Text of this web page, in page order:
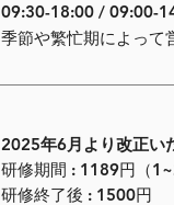
09:30-18:00 / 09:00-
季節や繁忙期によって
2025年6月より改正い
研修期間 : 1189円（
研修終了後 : 1500円